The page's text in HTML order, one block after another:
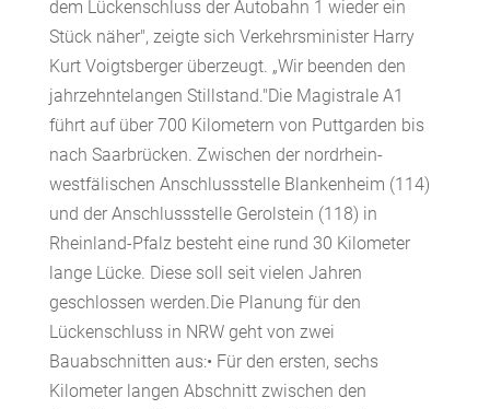
dem Lückenschluss der Autobahn 1 wieder ein
Stück näher", zeigte sich Verkehrsminister Harry
Kurt Voigtsberger überzeugt. „Wir beenden den
jahrzehntelangen Stillstand."Die Magistrale A1
führt auf über 700 Kilometern von Puttgarden bis
nach Saarbrücken. Zwischen der nordrhein-
westfälischen Anschlussstelle Blankenheim (114)
und der Anschlussstelle Gerolstein (118) in
Rheinland-Pfalz besteht eine rund 30 Kilometer
lange Lücke. Diese soll seit vielen Jahren
geschlossen werden.Die Planung für den
Lückenschluss in NRW geht von zwei
Bauabschnitten aus:• Für den ersten, sechs
Kilometer langen Abschnitt zwischen den